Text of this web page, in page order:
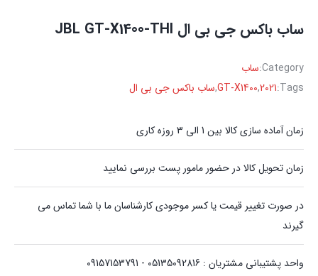
ساب باکس جی بی ال JBL GT-X1400-THI
Category: ساب
Tags:
2021
,
GT-X1400
,ساب باکس جی بی ال
زمان آماده سازی کالا بین 1 الی 3 روزه کاری
زمان تحویل کالا در حضور مامور پست بررسی نمایید
در صورت تغییر قیمت یا کسر موجودی کارشناسان ما با شما تماس می
گیرند
واحد پشتیبانی مشتریان : 05135092816 - 09157153791